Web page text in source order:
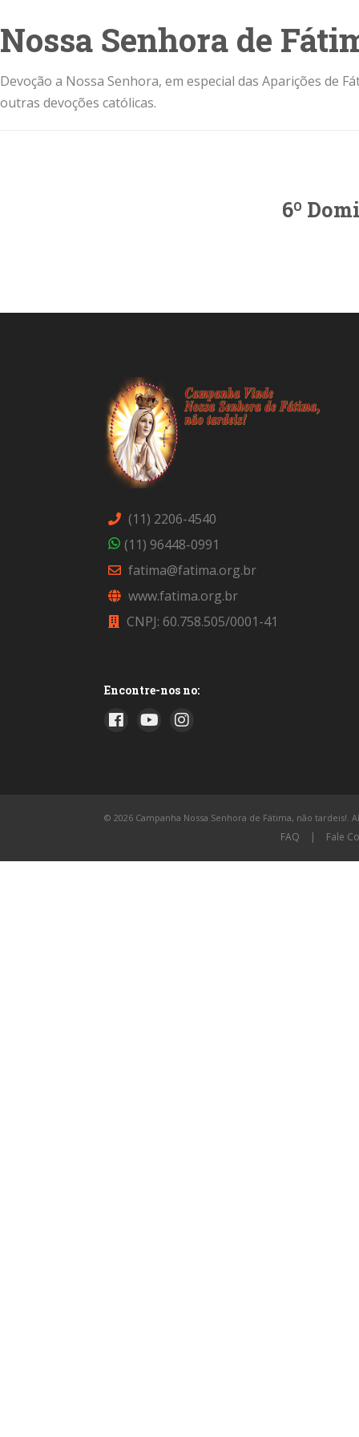
Nossa Senhora de
Devoção a Nossa Senhora, em especial das Aparições de
outras devoções católicas.
6º
(11) 2206-4540
(11) 96448-0991
fatima@fatima.org.br
www.fatima.org.br
CNPJ: 60.758.505/0001-41
Encontre-nos no:
© 2026 Campanha Nossa Senhora de Fátima, não tardeis!.
FAQ | Fale